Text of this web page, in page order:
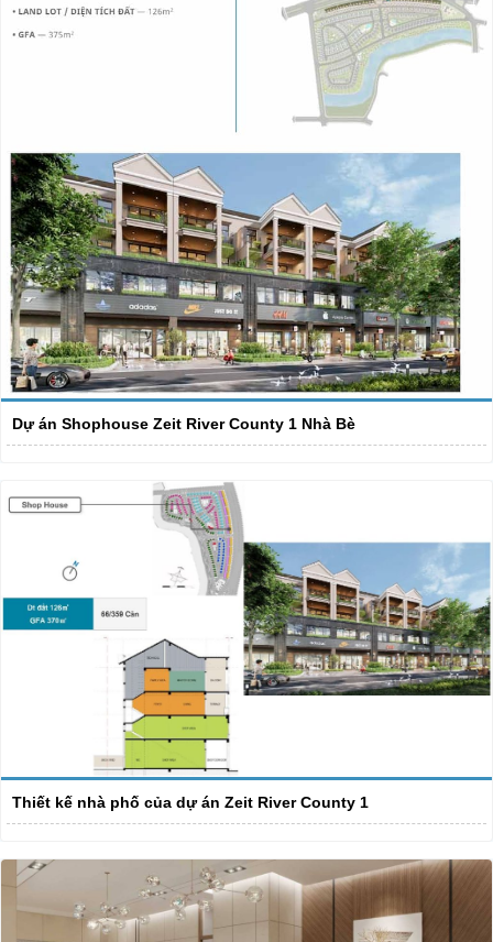
Dự án Shophouse Zeit River County 1 Nhà Bè
Thiết kế nhà phố của dự án Zeit River County 1